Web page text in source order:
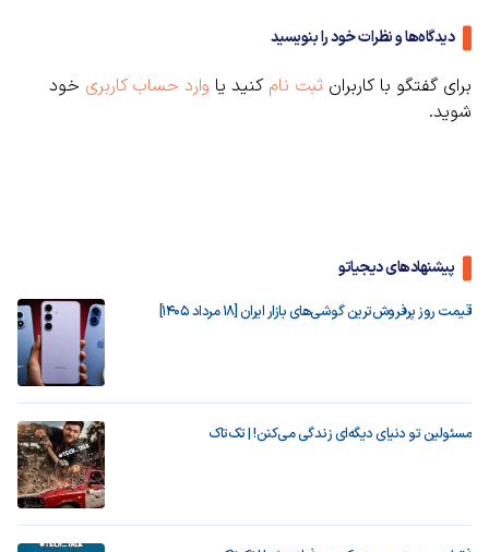
دیدگاه‌ها و نظرات خود را بنویسید
برای گفتگو با کاربران ثبت نام کنید یا وارد حساب کاربری خود
شوید.
پیشنهادهای دیجیاتو
قیمت روز پرفروش‌ترین گوشی‌های بازار ایران [18 مرداد 1405]
مسئولین تو دنیای دیگه‌ای زندگی می‌کنن! | تک‌تاک